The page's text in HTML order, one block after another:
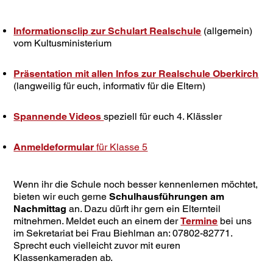
Informationsclip zur Schulart Realschule (allgemein)
vom Kultusministerium
Präsentation mit allen Infos zur Realschule Oberkirch
(langweilig für euch, informativ für die Eltern)
Spannende Videosspeziell für euch 4. Klässler
Anmeldeformularfür Klasse 5
Wenn ihr die Schule noch besser kennenlernen möchtet,
bieten wir euch gerneSchulhausführungen am
Nachmittag an. Dazu dürft ihr gern ein Elternteil
mitnehmen. Meldet euch an einem derTermine bei uns
im Sekretariat bei Frau Biehlman an: 07802-82771.
Sprecht euch vielleicht zuvor mit euren
Klassenkameraden ab.